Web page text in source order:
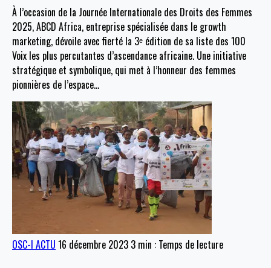
À l’occasion de la Journée Internationale des Droits des Femmes
2025, ABCD Africa, entreprise spécialisée dans le growth
marketing, dévoile avec fierté la 3ᵉ édition de sa liste des 100
Voix les plus percutantes d’ascendance africaine. Une initiative
stratégique et symbolique, qui met à l’honneur des femmes
pionnières de l’espace…
OSC-I ACTU 16 décembre 2023 3 min : Temps de lecture